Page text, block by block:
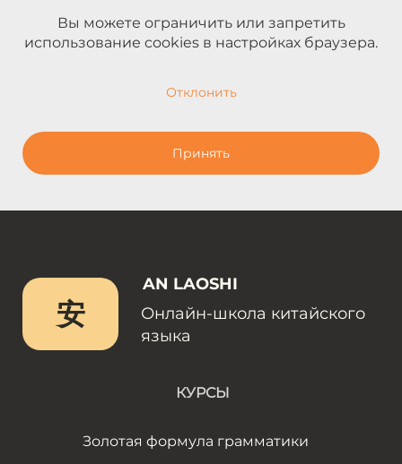
Вы можете ограничить или запретить
использование cookies в настройках браузера.
Отклонить
Принять
安
AN LAOSHI
Онлайн-школа китайского
языка
КУРСЫ
Золотая формула грамматики